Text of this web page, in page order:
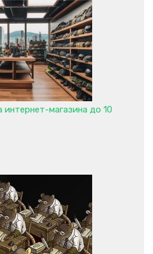
интернет-магазина до 10